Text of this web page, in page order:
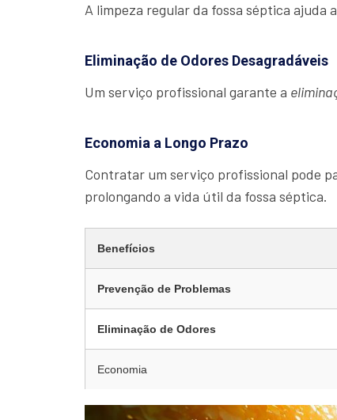
A limpeza regular da fossa séptica
Eliminação de Odores Desagradáveis
Um serviço profissional garante a
Economia a Longo Prazo
Contratar um serviço profissional pode
prolongando a vida útil da fossa séptica.
Benefícios
Prevenção de Problemas
Eliminação de Odores
Economia